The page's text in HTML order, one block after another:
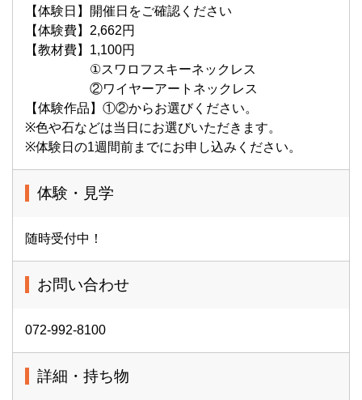
【体験日】開催日をご確認ください
【体験費】2,662円
【教材費】1,100円
①スワロフスキーネックレス
②ワイヤーアートネックレス
【体験作品】①②からお選びください。
※色や石などは当日にお選びいただきます。
※体験日の1週間前までにお申し込みください。
体験・見学
随時受付中！
お問い合わせ
072-992-8100
詳細・持ち物